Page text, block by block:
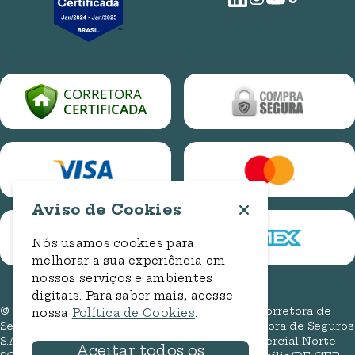
Central de Ajuda
Cotação Online Auto
Cotação Online Residencial
relacionamento@plunaseguros.com.br
ouvidoria.assedio@bancorbras.com.br
Consulta de Manifestação
© 2026. Todos os direitos reservados. Pluna Corretora de
Seguros (Bancorbrás Administradora e Corretora de Seguros
S.A.). CNPJ: 00.735.886/0001-11. End: Setor Comercial Norte -
Aviso de Cookies
Nós usamos cookies para
melhorar a sua experiência em
nossos serviços e ambientes
digitais. Para saber mais, acesse
nossa Política de Cookies.
Aceitar todos os